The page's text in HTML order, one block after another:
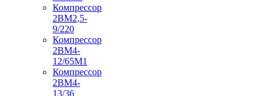
Компрессор
2ВМ2,5-
9/220
Компрессор
2ВМ4-
12/65М1
Компрессор
2ВМ4-
13/36